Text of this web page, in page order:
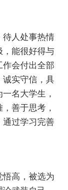
待人处事热情
，能很好得与
作会付出全部
诚实守信，具
名大学生，
善于思考，
通过学习完善
悟高，被选为